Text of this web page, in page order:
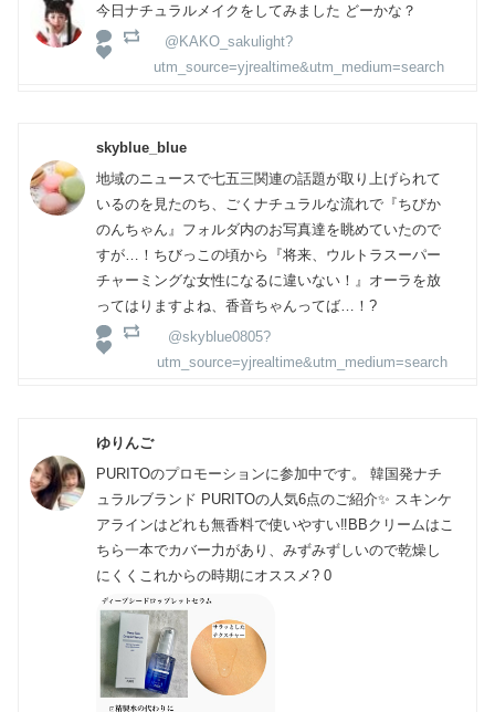
今日ナチュラルメイクをしてみました どーかな？
@KAKO_sakulight?
utm_source=yjrealtime&utm_medium=search
skyblue_blue
地域のニュースで七五三関連の話題が取り上げられて
いるのを見たのち、ごくナチュラルな流れで『ちびか
のんちゃん』フォルダ内のお写真達を眺めていたので
すが…！ちびっこの頃から『将来、ウルトラスーパー
チャーミングな女性になるに違いない！』オーラを放
ってはりますよね、香音ちゃんってば…！?
@skyblue0805?
utm_source=yjrealtime&utm_medium=search
ゆりんご
PURITOのプロモーションに参加中です。 韓国発ナチ
ュラルブランド PURITOの人気6点のご紹介✨ スキンケ
アラインはどれも無香料で使いやすい‼️BBクリームはこ
ちら一本でカバー力があり、みずみずしいので乾燥し
にくくこれからの時期にオススメ? 0